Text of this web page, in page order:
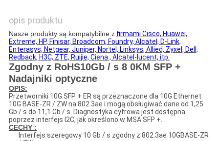
opis produktu
Nasze produkty są kompatybilne z firmami Cisco, Huawei,
Extreme, HP, Finisar, Broadcom, Foundry, Alcatel, D-Link,
Enterasys, Netgear, Juniper, Nortel, Linksys, Allied, Zyxel, Dell,
Redback, H3C, ZTE, Ruijie, Ciena , Alcatel-lucent, itp.
Zgodny z RoHS10Gb / s 8 0KM SFP +
Nadajniki optyczne
OPIS:
Przetworniki 10G SFP + ER są przeznaczone dla 10G Ethernet
10G BASE-ZR / ZW na 802.3ae i mogą obsługiwać dane od 1,25
Gb / s do 11,1 Gb / s. Diagnostyka cyfrowa jest dostępna
poprzez interfejs I2C, jak określono w MSA SFP +.
CECHY :
Interfejs szeregowy 10 Gb / s zgodny z 802.3ae 10GBASE-ZR